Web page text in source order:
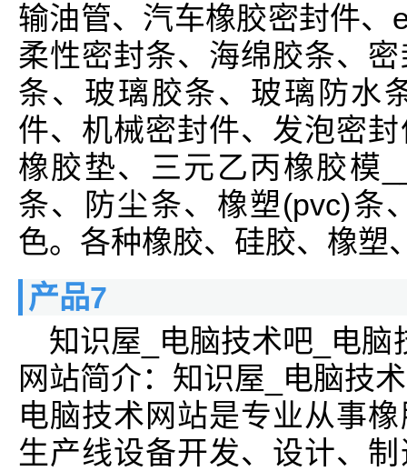
输油管、汽车橡胶密封件
柔性密封条、海绵胶条、
条、玻璃胶条、玻璃防水
件、机械密封件、发泡密
橡胶垫、三元乙丙橡胶模
条、防尘条、橡塑(pvc)条
色。各种橡胶、硅胶、橡塑
产品7
知识屋_电脑技术吧_电
网站简介：知识屋_电脑技
电脑技术网站是专业从事
生产线设备开发、设计、